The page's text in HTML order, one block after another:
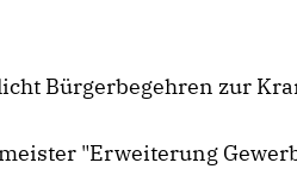
Bürgerbegehren zur
"Erweiterung